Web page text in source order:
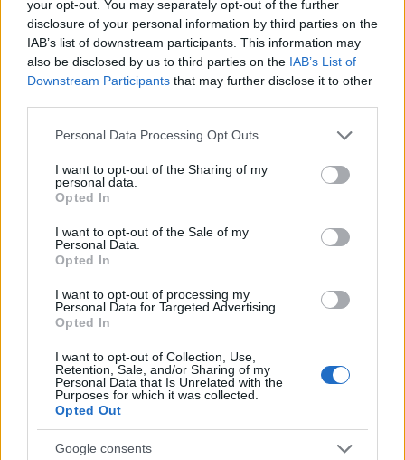
your opt-out. You may separately opt-out of the further
disclosure of your personal information by third parties on the
IAB’s list of downstream participants. This information may
also be disclosed by us to third parties on the IAB’s List of
Downstream Participants that may further disclose it to other
Please note that this website/app uses one or more Google
not limited to your visit or usage behaviour. You may click to
grant or deny consent to Google and its third-party tags to
use your data for below specified purposes in below Google
consent section.
Personal Data Processing Opt Outs
I want to opt-out of the Sharing of my
personal data.
Opted In
I want to opt-out of the Sale of my
Personal Data.
Opted In
I want to opt-out of processing my
Personal Data for Targeted Advertising.
Opted In
I want to opt-out of Collection, Use,
Retention, Sale, and/or Sharing of my
Personal Data that Is Unrelated with the
Purposes for which it was collected.
Opted Out
Google consents
10:2207.11.22
Ηράκλειο: «Μας εκβίαζε και έπαιρνε πίσω τους
μισθούς μας από την τράπεζα» - Βράζουν για
τον ξενοδόχο